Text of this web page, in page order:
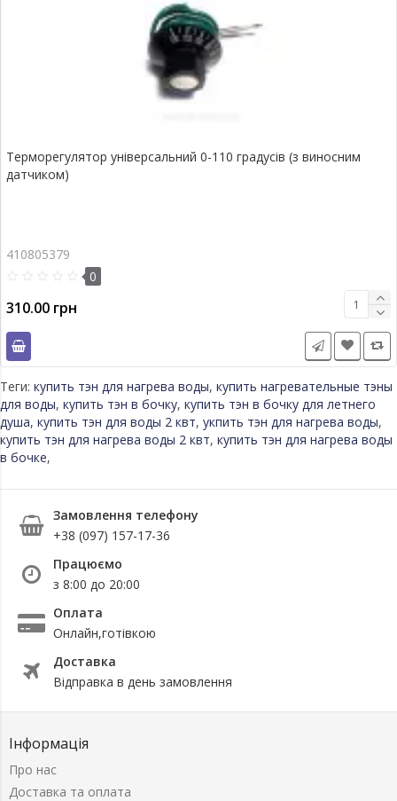
Терморегулятор універсальний 0-110 градусів (з виносним
датчиком)
410805379
0
310.00 грн
Теги: купить тэн для нагрева воды, купить нагревательные тэны
для воды, купить тэн в бочку, купить тэн в бочку для летнего
душа, купить тэн для воды 2 квт, укпить тэн для нагрева воды,
купить тэн для нагрева воды 2 квт, купить тэн для нагрева воды
в бочке,
Замовлення телефону
+38 (097) 157-17-36
Працюємо
з 8:00 до 20:00
Оплата
Онлайн,готівкою
Доставка
Відправка в день замовлення
Інформація
Про нас
Доставка та оплата